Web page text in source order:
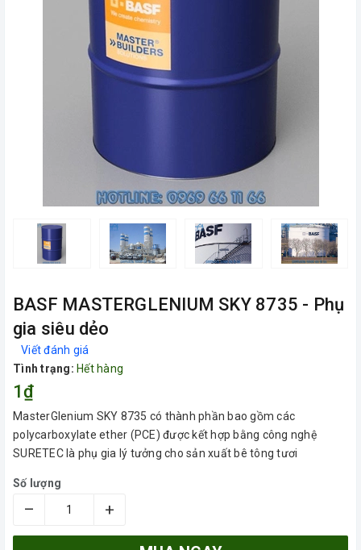
BASF MASTERGLENIUM SKY 8735 - Phụ
gia siêu dẻo
Viết đánh giá
Tình trạng: Hết hàng
1₫
MasterGlenium SKY 8735 có thành phần bao gồm các
polycarboxylate ether (PCE) được kết hợp bằng công nghệ
SURETEC là phụ gia lý tưởng cho sản xuất bê tông tươi
Số lượng
– +